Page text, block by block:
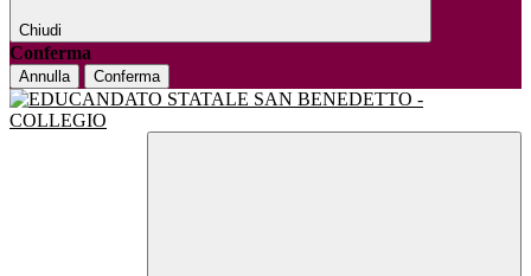
Chiudi
Conferma
Annulla Conferma